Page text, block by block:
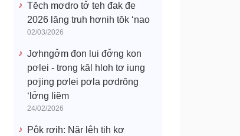
Tĕch mơdro tơ̆ teh đak đe
2026 lăng truh hơnih tŏk ‘nao
02/03/2026
Jơhngơ̆m đon lui đơ̆ng kon
pơlei - trong kăl hloh tơ iung
pơjing pơlei pơla pơdrŏng
‘lơ̆ng liĕm
24/02/2026
Pôk rơih: Năr lêh tih kơ